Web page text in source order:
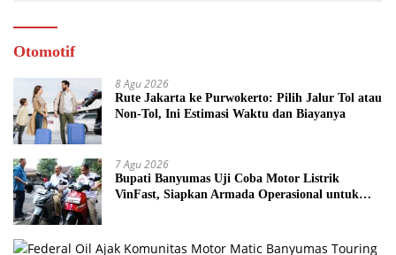
Otomotif
8 Agu 2026
Rute Jakarta ke Purwokerto: Pilih Jalur Tol atau
Non-Tol, Ini Estimasi Waktu dan Biayanya
7 Agu 2026
Bupati Banyumas Uji Coba Motor Listrik
VinFast, Siapkan Armada Operasional untuk